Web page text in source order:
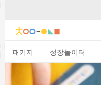
패키지 성장놀이터